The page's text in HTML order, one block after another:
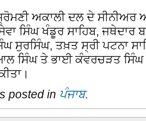
ਅਕਾਲੀ ਦਲ ਦੇ ਸੀਨੀਅਰ
ਸਿੰਘ ਖੰਡੂਰ ਸਾਹਿਬ, ਜਥੇਦਾਰ
ਸੁਰਸਿੰਘ, ਤਖ਼ਤ ਸ੍ਰੀ ਪਟਨਾ
ਸਿੰਘ ਤੇ ਭਾਈ ਕੰਵਰਚੜਤ ਸਿੰਘ
posted in ਪੰਜਾਬ.